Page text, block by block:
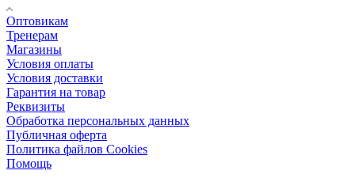
Оптовикам
Тренерам
Магазины
Условия оплаты
Условия доставки
Гарантия на товар
Реквизиты
Обработка персональных данных
Публичная оферта
Политика файлов Cookies
Помощь